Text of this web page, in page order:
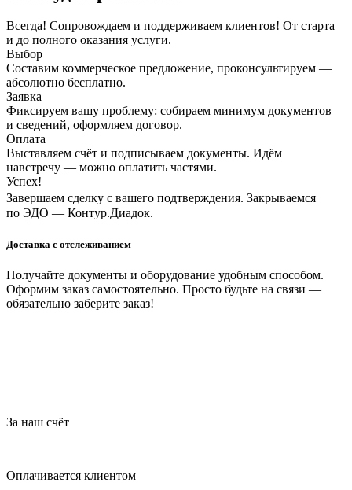
Всегда! Сопровождаем и поддерживаем клиентов! От старта
и до полного оказания услуги.
Выбор
Составим коммерческое предложение, проконсультируем —
абсолютно бесплатно.
Заявка
Фиксируем вашу проблему: собираем минимум документов
и сведений, оформляем договор.
Оплата
Выставляем счёт и подписываем документы. Идём
навстречу — можно оплатить частями.
Успех!
Завершаем сделку с вашего подтверждения. Закрываемся
по ЭДО — Контур.Диадок.
Доставка с отслеживанием
Получайте документы и оборудование удобным способом.
Оформим заказ самостоятельно. Просто будьте на связи —
обязательно заберите заказ!
За наш счёт
Оплачивается клиентом